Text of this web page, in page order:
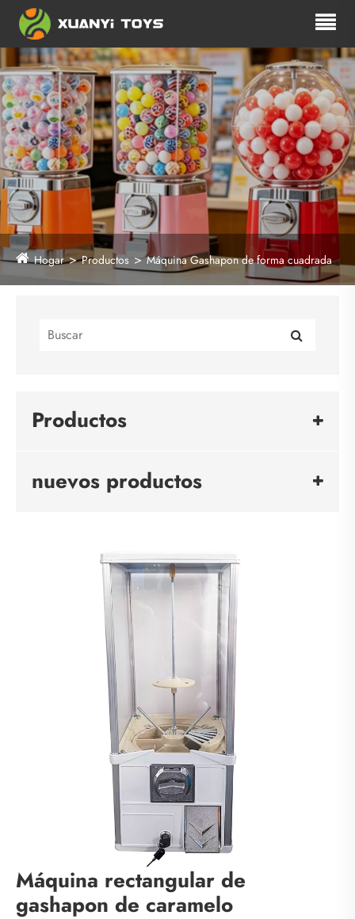
Hogar Productos Máquina Gashapon de forma cuadrada
Productos
nuevos productos
Máquina rectangular de
gashapon de caramelo